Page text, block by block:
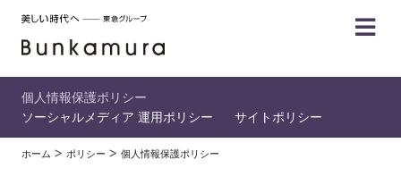
個人情報保護ポリシー
ソーシャルメディア 運用ポリシー
サイトポリシー
ホーム ポリシー 個人情報保護ポリシー